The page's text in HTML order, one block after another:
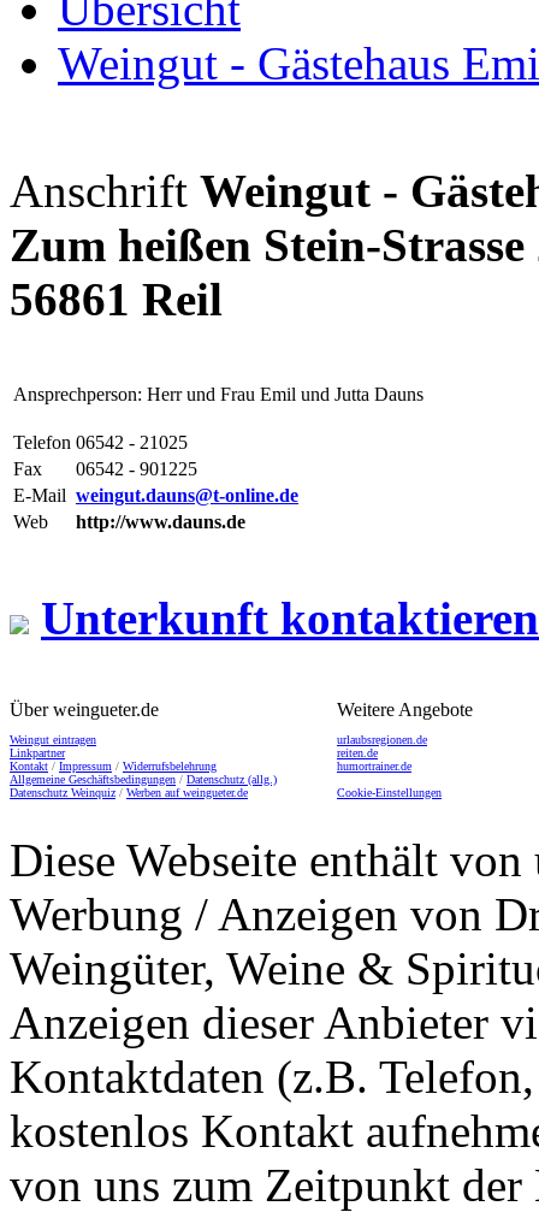
Weingut - Gästehaus
Anschrift Weingut -
Zum heißen Stein-Strasse
56861 Reil
Ansprechperson: Herr und Frau Emil und Jutta Dauns
Telefon 06542 - 21025
Fax
06542 - 901225
E-Mail weingut.dauns@t-online.de
Web
http://www.dauns.de
Unterkunft kontaktieren
Über weingueter.de
Weingut eintragen
Linkpartner
Kontakt / Impressum / Widerrufsbelehrung
Allgemeine Geschäftsbedingungen / Datenschutz (allg.)
Datenschutz Weinquiz / Werben auf weingueter.de
Weitere Angebote
urlaubsregionen.de
reiten.de
humortrainer.de
Cookie-Einstellungen
Diese Webseite enthält
Werbung / Anzeigen von
Weingüter, Weine &
Anzeigen dieser Anbieter
Kontaktdaten (z.B.
kostenlos Kontakt
von uns zum Zeitpunkt